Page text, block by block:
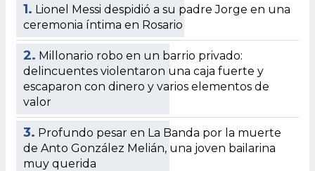
1. Lionel Messi despidió a su padre Jorge en una
ceremonia íntima en Rosario
2. Millonario robo en un barrio privado:
delincuentes violentaron una caja fuerte y
escaparon con dinero y varios elementos de
valor
3. Profundo pesar en La Banda por la muerte
de Anto González Melián, una joven bailarina
muy querida